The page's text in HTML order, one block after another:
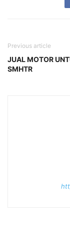
Previous article
JUAL MOTOR
SMHTR